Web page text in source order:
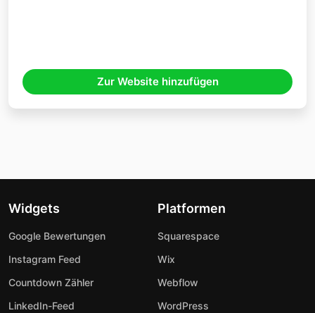
Zur Website hinzufügen
Widgets
Google Bewertungen
Instagram Feed
Countdown Zähler
LinkedIn-Feed
Platformen
Squarespace
Wix
Webflow
WordPress